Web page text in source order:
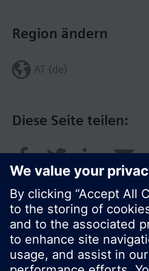
Diese Seite teilen:
Region ändern
AT (de)